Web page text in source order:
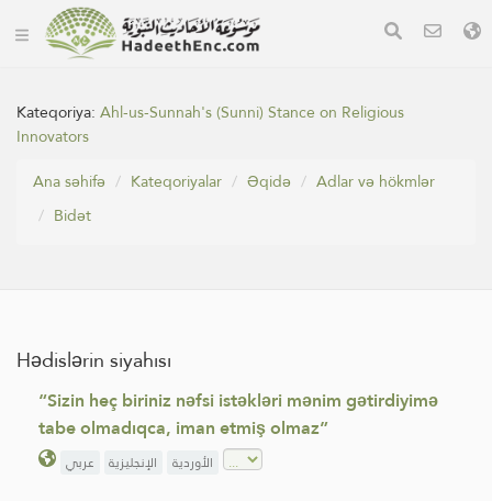
Kateqoriya:Ahl-us-Sunnah's (Sunni) Stance on Religious
Innovators
Ana səhifə
Kateqoriyalar Əqidə
Adlar və hökmlər
Bidət
Hədislərin siyahısı
“Sizin heç biriniz nəfsi istəkləri mənim gətirdiyimə
tabe olmadıqca, iman etmiş olmaz”
عربي الإنجليزية الأوردية